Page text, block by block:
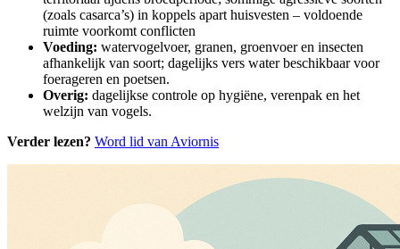
(zoals casarca’s) in koppels apart huisvesten – voldoende
ruimte voorkomt conflicten
Voeding: watervogelvoer, granen, groenvoer en insecten
afhankelijk van soort; dagelijks vers water beschikbaar voor
foerageren en poetsen.
Overig: dagelijkse controle op hygiëne, verenpak en het
welzijn van vogels.
Verder lezen? Word lid van Aviornis